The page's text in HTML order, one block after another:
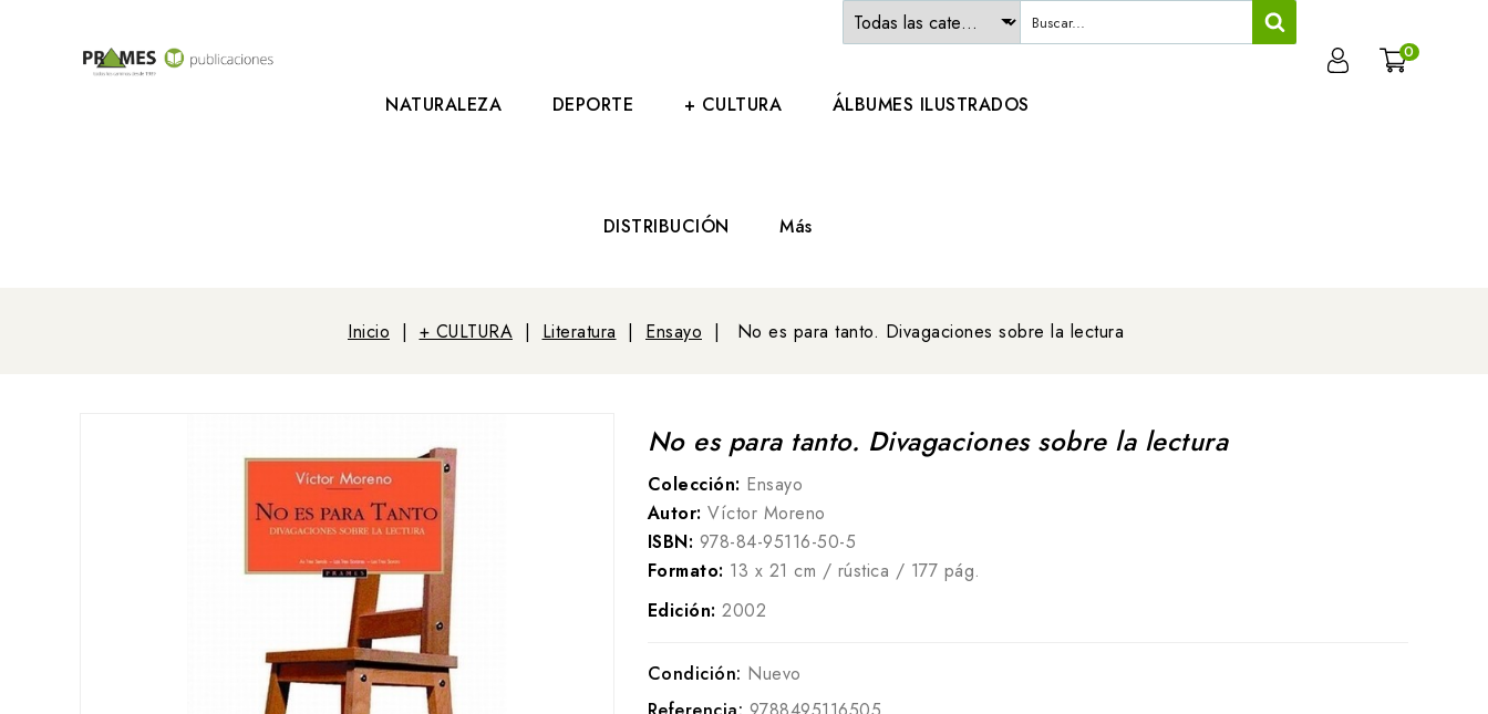
0
NATURALEZA DEPORTE + CULTURA ÁLBUMES ILUSTRADOS
DISTRIBUCIÓN Más
Inicio + CULTURA Literatura Ensayo No es para tanto. Divagaciones sobre la lectura
No es para tanto. Divagaciones sobre la lectura
Colección: Ensayo
Autor: Víctor Moreno
ISBN: 978-84-95116-50-5
Formato: 13 x 21 cm / rústica / 177 pág.
Edición: 2002
Condición: Nuevo